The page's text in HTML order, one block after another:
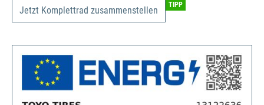
Jetzt Komplettrad zusammenstellen TIPP